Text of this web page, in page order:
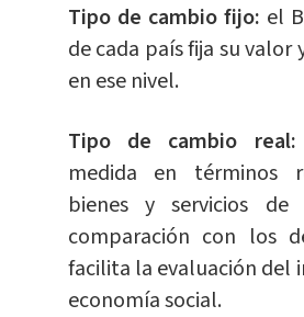
Tipo de cambio fijo: el
de cada país fija su
en ese nivel.
Tipo de cambio real:
medida en términos
bienes y servicios
comparación con los
facilita la evaluación del
economía social.